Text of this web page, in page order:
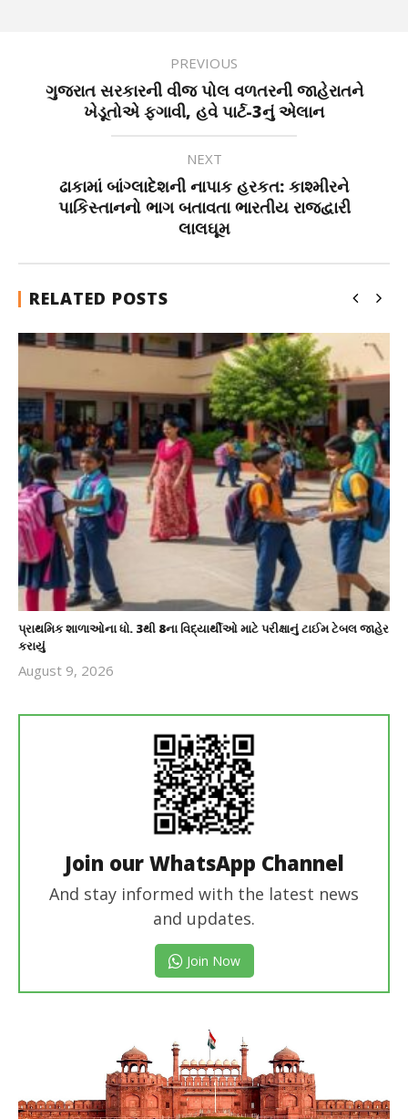
PREVIOUS
ગુજરાત સરકારની વીજ પોલ વળતરની જાહેરાતને
ખેડૂતોએ ફગાવી, હવે પાર્ટ-3નું એલાન
NEXT
ઢાકામાં બાંગ્લાદેશની નાપાક હરકત: કાશ્મીરને
પાકિસ્તાનનો ભાગ બતાવતા ભારતીય રાજદ્વારી
લાલઘૂમ
RELATED POSTS
પ્રાથમિક શાળાઓના ધો. 3થી 8ના વિદ્યાર્થીઓ માટે પરીક્ષાનું ટાઈમ ટેબલ જાહેર
કરાયું
August 9, 2026
Join our WhatsApp Channel
And stay informed with the latest news
and updates.
Join Now